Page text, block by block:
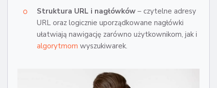
Struktura URL i nagłówków – czytelne adresy
URL oraz logicznie uporządkowane nagłówki
ułatwiają nawigację zarówno użytkownikom, jak i
algorytmom wyszukiwarek.